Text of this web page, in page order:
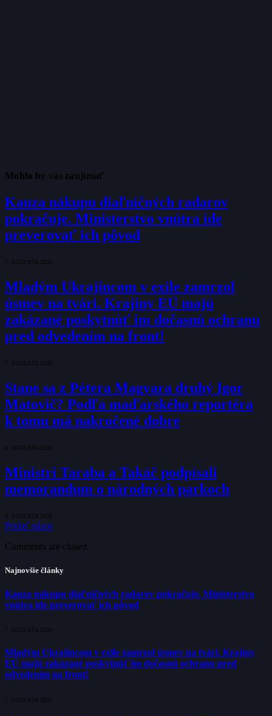
Mohlo by vás zaujímať
Kauza nákupu diaľničných radarov
pokračuje. Ministerstvo vnútra ide
preverovať ich pôvod
7. AUGUSTA 2026
Mladým Ukrajincom v exile zamrzol
úsmev na tvári. Krajiny EÚ majú
zakázané poskytnúť im dočasnú ochranu
pred odvedením na front!
7. AUGUSTA 2026
Stane sa z Pétera Magyara druhý Igor
Matovič? Podľa maďarského reportéra
k tomu má nakročené dobre
6. AUGUSTA 2026
Ministri Taraba a Takáč podpísali
memorandum o národných parkoch
6. AUGUSTA 2026
Pridať názor
Comments are closed.
Najnovšie články
Kauza nákupu diaľničných radarov pokračuje. Ministerstvo
vnútra ide preverovať ich pôvod
7. AUGUSTA 2026
Mladým Ukrajincom v exile zamrzol úsmev na tvári. Krajiny
EÚ majú zakázané poskytnúť im dočasnú ochranu pred
odvedením na front!
7. AUGUSTA 2026